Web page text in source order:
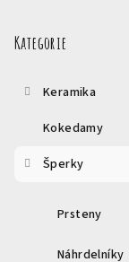
Kategorie
Keramika
Kokedamy
Šperky
Prsteny
Náhrdelníky